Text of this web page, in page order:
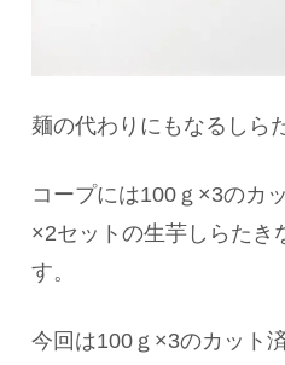
麺の代わりにもなるしら
コープには100ｇ×3のカ
×2セットの生芋しらたき
す。
今回は100ｇ×3のカット